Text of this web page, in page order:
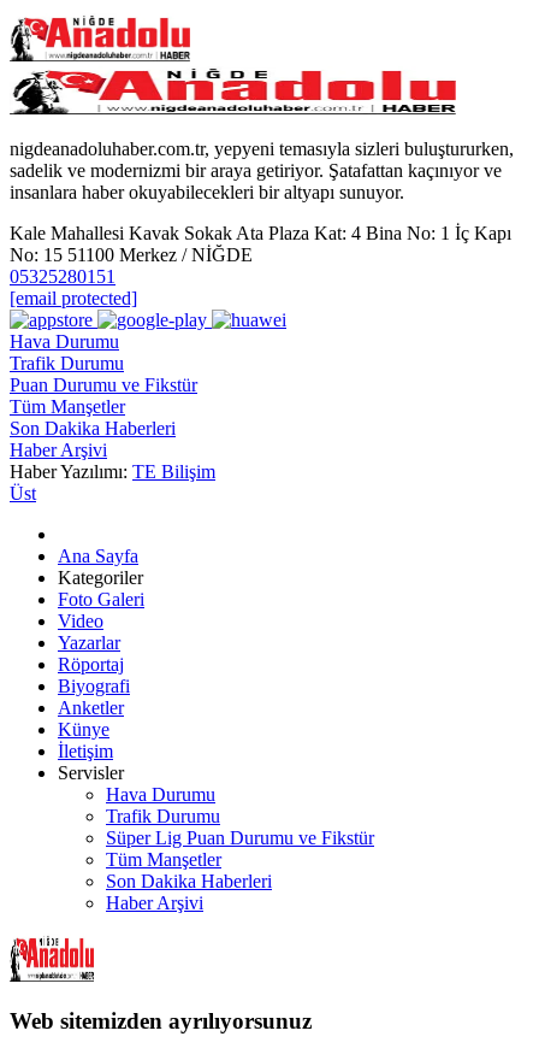
nigdeanadoluhaber.com.tr, yepyeni temasıyla sizleri buluştururken,
sadelik ve modernizmi bir araya getiriyor. Şatafattan kaçınıyor ve
insanlara haber okuyabilecekleri bir altyapı sunuyor.
Kale Mahallesi Kavak Sokak Ata Plaza Kat: 4 Bina No: 1 İç Kapı
No: 15 51100 Merkez / NİĞDE
05325280151
[email protected]
Hava Durumu
Trafik Durumu
Puan Durumu ve Fikstür
Tüm Manşetler
Son Dakika Haberleri
Haber Arşivi
Haber Yazılımı: TE Bilişim
Üst
Ana Sayfa
Kategoriler
Foto Galeri
Video
Yazarlar
Röportaj
Biyografi
Anketler
Künye
İletişim
Servisler
Hava Durumu
Trafik Durumu
Süper Lig Puan Durumu ve Fikstür
Tüm Manşetler
Son Dakika Haberleri
Haber Arşivi
Web sitemizden ayrılıyorsunuz